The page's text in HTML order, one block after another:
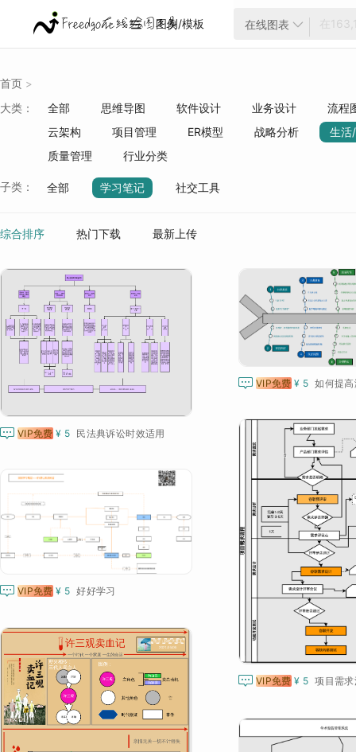
 图例/模板 在线图表 
首页 >
大类： 全部 思维导图 软件设计 业务设计
流程
云架构
项目管理 ER模型 战略分析
生活
质量管理
行业分类
子类： 全部 学习笔记 社交工具
综合排序 热门下载 最新上传
 VIP免费 ¥ 5 民法典诉讼时效适用
 VIP免费 ¥ 5 如何提
 VIP免费 ¥ 5 项目需
 VIP免费 ¥ 5 好好学习